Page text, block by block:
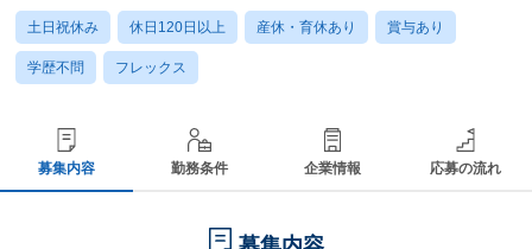
土日祝休み 休日120日以上 産休・育休あり 賞与あり
学歴不問 フレックス
募集内容 勤務条件 企業情報 応募の流れ